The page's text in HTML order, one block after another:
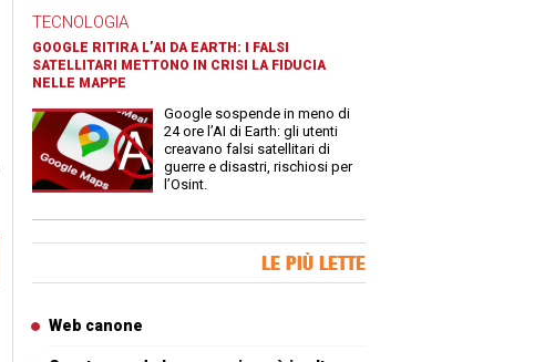
TECNOLOGIA
GOOGLE RITIRA L’AI DA EARTH: I FALSI
SATELLITARI METTONO IN CRISI LA FIDUCIA
NELLE MAPPE
Google sospende in meno di
24 ore l’AI di Earth: gli utenti
creavano falsi satellitari di
guerre e disastri, rischiosi per
l’Osint.
LE PIÙ LETTE
Web canone